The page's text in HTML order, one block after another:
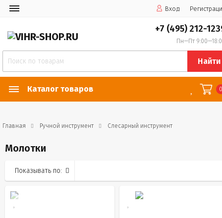
Вход
+7 (495) 212-
Пн—Пт
Найти
Каталог товаров
Главная Ручной инструмент Слесарный инструмент
Молотки
Показывать по: